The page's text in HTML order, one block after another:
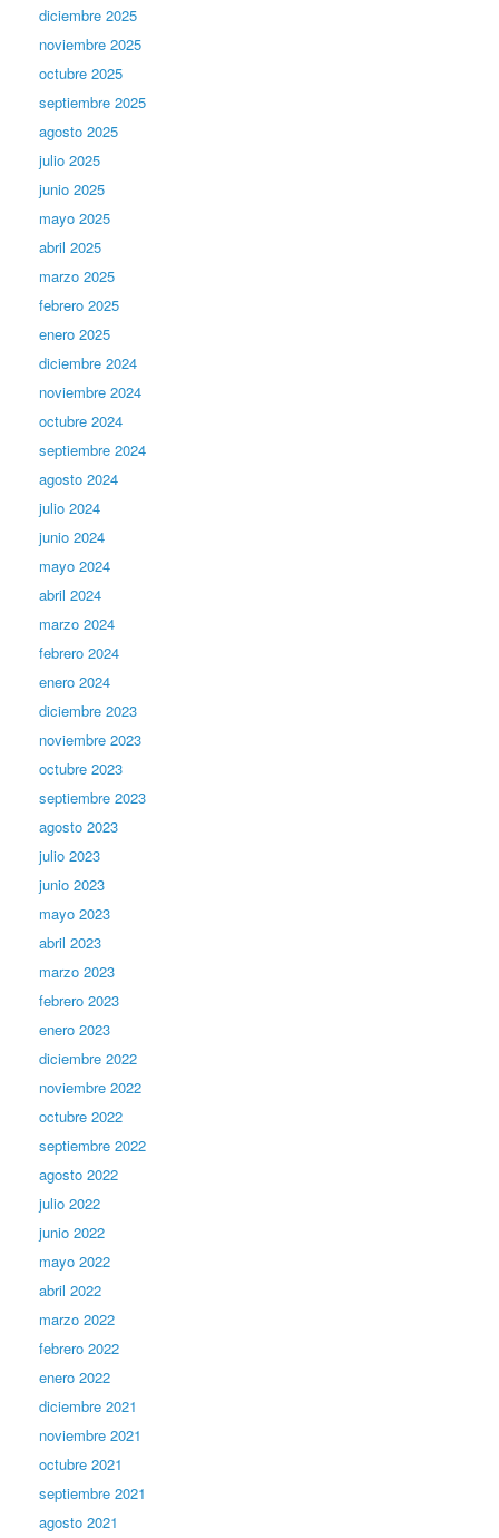
diciembre 2025
noviembre 2025
octubre 2025
septiembre 2025
agosto 2025
julio 2025
junio 2025
mayo 2025
abril 2025
marzo 2025
febrero 2025
enero 2025
diciembre 2024
noviembre 2024
octubre 2024
septiembre 2024
agosto 2024
julio 2024
junio 2024
mayo 2024
abril 2024
marzo 2024
febrero 2024
enero 2024
diciembre 2023
noviembre 2023
octubre 2023
septiembre 2023
agosto 2023
julio 2023
junio 2023
mayo 2023
abril 2023
marzo 2023
febrero 2023
enero 2023
diciembre 2022
noviembre 2022
octubre 2022
septiembre 2022
agosto 2022
julio 2022
junio 2022
mayo 2022
abril 2022
marzo 2022
febrero 2022
enero 2022
diciembre 2021
noviembre 2021
octubre 2021
septiembre 2021
agosto 2021